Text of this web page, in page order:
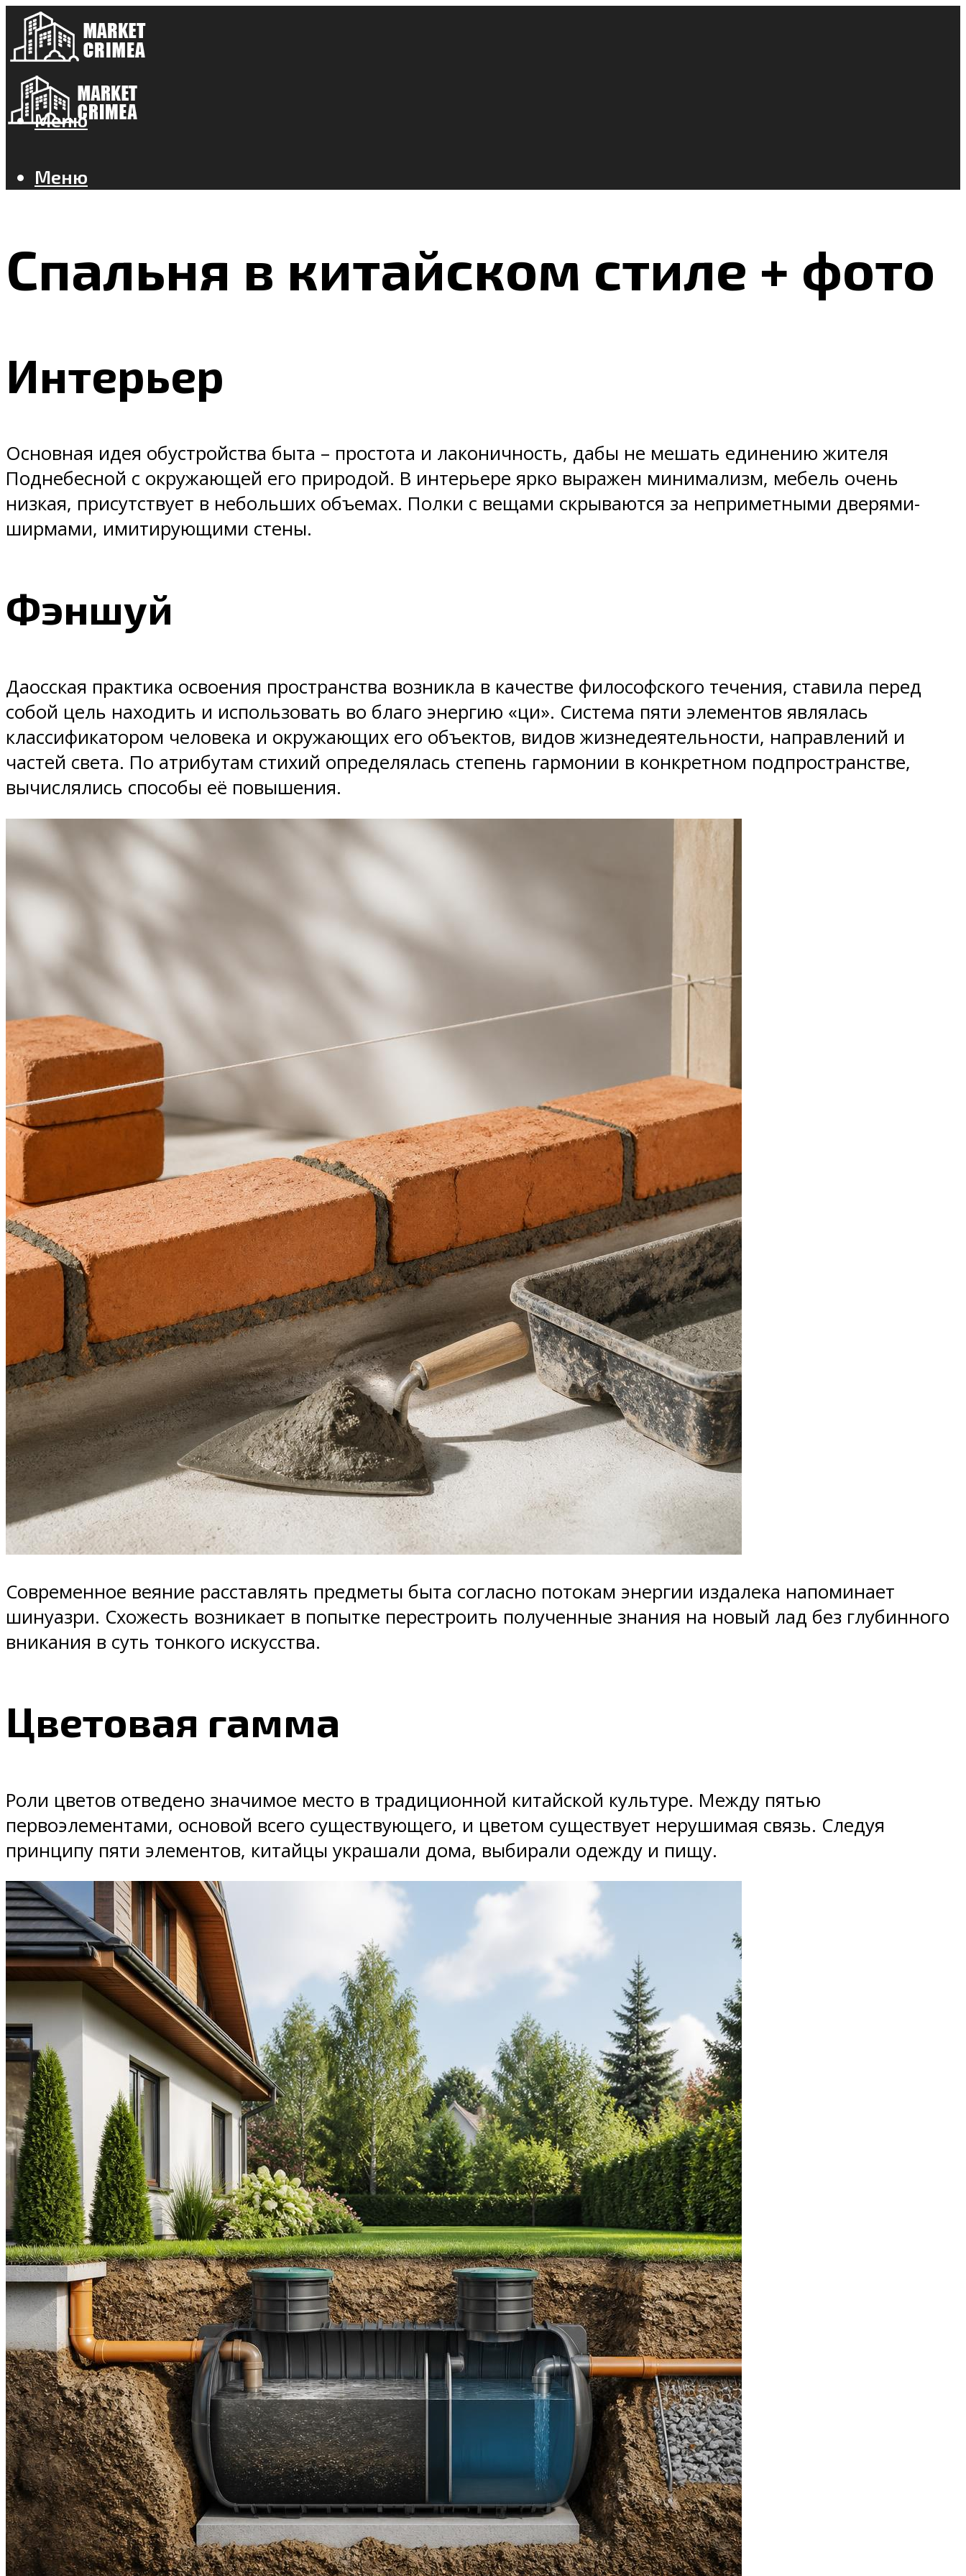
Меню
Меню
Спальня в китайском стиле + фото
Интерьер
Основная идея обустройства быта – простота и лаконичность, дабы не мешать единению жителя
Поднебесной с окружающей его природой. В интерьере ярко выражен минимализм, мебель очень
низкая, присутствует в небольших объемах. Полки с вещами скрываются за неприметными дверями-
ширмами, имитирующими стены.
Фэншуй
Даосская практика освоения пространства возникла в качестве философского течения, ставила перед
собой цель находить и использовать во благо энергию «ци». Система пяти элементов являлась
классификатором человека и окружающих его объектов, видов жизнедеятельности, направлений и
частей света. По атрибутам стихий определялась степень гармонии в конкретном подпространстве,
вычислялись способы её повышения.
Современное веяние расставлять предметы быта согласно потокам энергии издалека напоминает
шинуазри. Схожесть возникает в попытке перестроить полученные знания на новый лад без глубинного
вникания в суть тонкого искусства.
Цветовая гамма
Роли цветов отведено значимое место в традиционной китайской культуре. Между пятью
первоэлементами, основой всего существующего, и цветом существует нерушимая связь. Следуя
принципу пяти элементов, китайцы украшали дома, выбирали одежду и пищу.